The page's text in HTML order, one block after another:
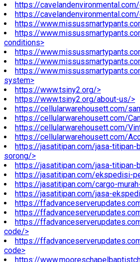
https://
https://
https://
https://
conditions>
https://
https://
https://
system>
https://www.tsiny2.org/>
https://www.tsiny2.org/about-us/>
https://cellularwarehousett.com/
https://cellularwarehousett.com/
https://cellularwarehousett.com/
https://cellularwarehousett.com/
https://jasatitipan.com/jasa-titipan-
sorong/>
https://jasatitipan.com/jasa-titipan-
https://jasatitipan.com/ekspedisi-
https://jasatitipan.com/cargo-
https://jasatitipan.com/jasa-
https://
https://
https://
code/>
https://
code>
https://